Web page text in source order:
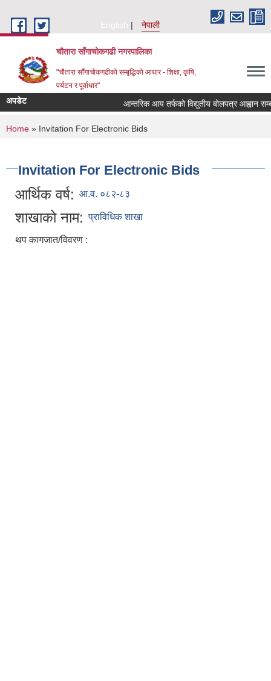
English
नेपाली
चौतारा साँगाचोकगढी नगरपालिका
"चौतारा साँगाचोकगढीको सम्बृद्धिको आधार - शिक्षा, कृषि,
पर्यटन र पूर्वाधार"
अपडेट आन्तरिक आय तर्फको विद्युतीय बोलपत्र आह्वान
You are here
Home » Invitation For Electronic Bids
Invitation For Electronic Bids
आर्थिक वर्ष: आ.व. ०८२-८३
शाखाको नाम: प्राविधिक शाखा
थप कागजात/विवरण :